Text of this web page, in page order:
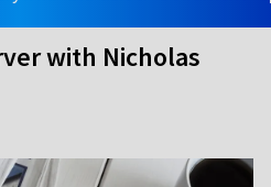
with Nicholas